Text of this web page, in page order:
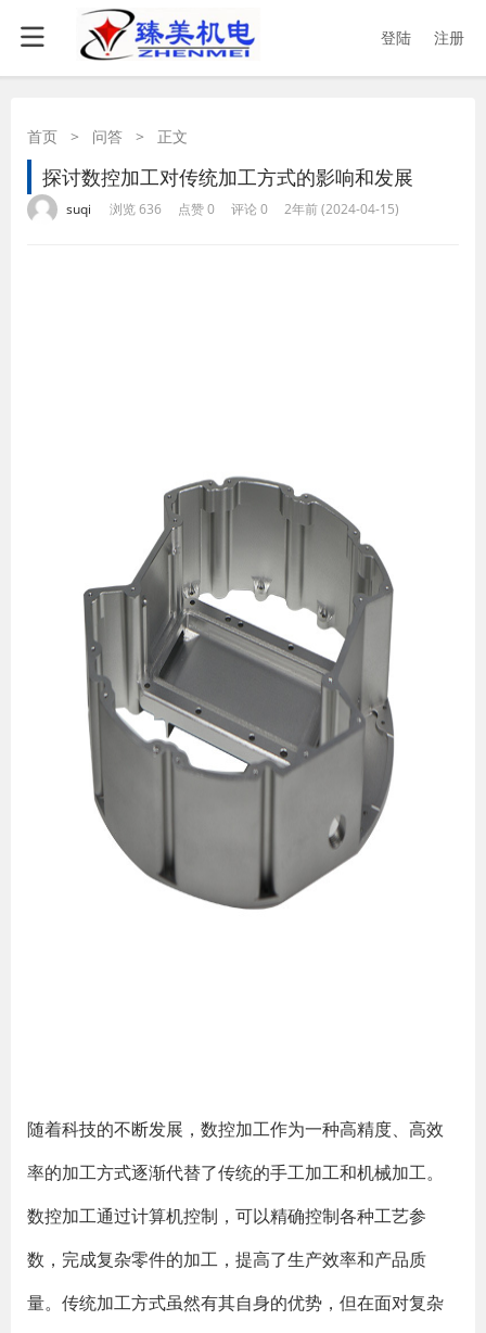
登陆 注册
首页 > 问答 > 正文
探讨数控加工对传统加工方式的影响和发展
suqi 浏览 636 点赞 0 评论 0 2年前 (2024-04-15)
随着科技的不断发展，数控加工作为一种高精度、高效
率的加工方式逐渐代替了传统的手工加工和机械加工。
数控加工通过计算机控制，可以精确控制各种工艺参
数，完成复杂零件的加工，提高了生产效率和产品质
量。传统加工方式虽然有其自身的优势，但在面对复杂